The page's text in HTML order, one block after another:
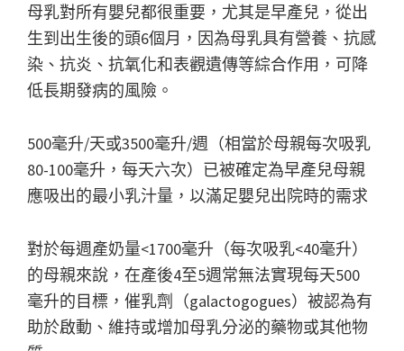
母乳對所有嬰兒都很重要，尤其是早產兒，從出
生到出生後的頭6個月，因為母乳具有營養、抗感
染、抗炎、抗氧化和表觀遺傳等綜合作用，可降
低長期發病的風險。
500毫升/天或3500毫升/週（相當於母親每次吸乳
80-100毫升，每天六次）已被確定為早產兒母親
應吸出的最小乳汁量，以滿足嬰兒出院時的需求
對於每週產奶量<1700毫升（每次吸乳<40毫升）
的母親來說，在產後4至5週常無法實現每天500
毫升的目標，催乳劑（galactogogues）被認為有
助於啟動、維持或增加母乳分泌的藥物或其他物